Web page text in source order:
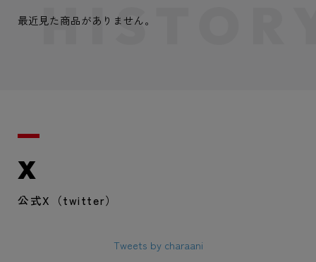
最近見た商品がありません。
X
公式X（twitter）
Tweets by charaani